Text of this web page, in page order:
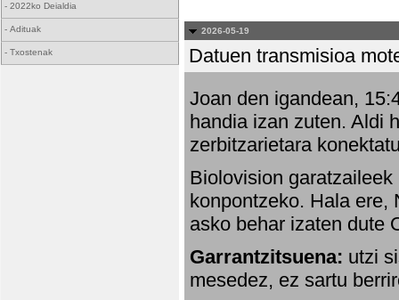
- 2022ko Deialdia
- Adituak
- Txostenak
2026-05-19
Datuen transmisioa
Joan den igandean,
handia izan zuten. Aldi
zerbitzarietara
Biolovision
konpontzeko. Hala ere,
asko behar izaten dute
Garrantzitsuena: utzi
mesedez, ez sartu